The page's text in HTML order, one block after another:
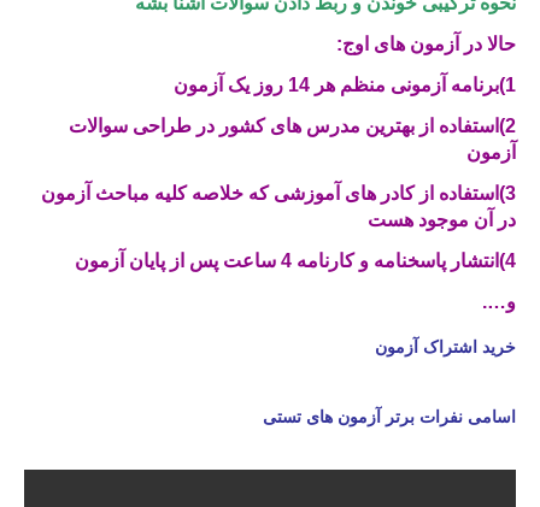
حالا در آزمون های اوج:
1)برنامه آزمونی منظم هر 14 روز یک آزمون
2)استفاده از بهترین مدرس های کشور در طراحی سوالات
آزمون
3)استفاده از کادر های آموزشی که خلاصه کلیه مباحث آزمون
در آن موجود هست
4)انتشار پاسخنامه و کارنامه 4 ساعت پس از پایان آزمون
و….
خرید اشتراک آزمون
اسامی نفرات برتر آزمون های تستی